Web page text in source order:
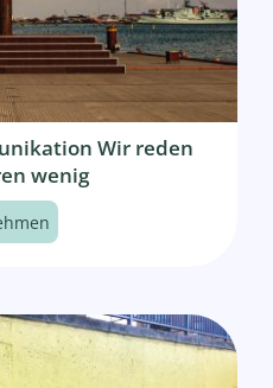
Wir reden
wenig